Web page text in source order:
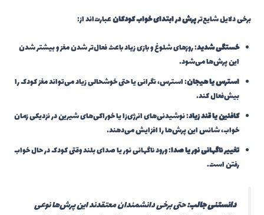
برخی دلایل شایع‌ترپرش در ابتدای خواب کودکانعبارت‌اند از:
خستگی شدید: روزهای شلوغ و بازی زیاد باعث فعال‌تر شدن مغز و بیشتر شدن
این پرش‌ها می‌شود.
استرس یا هیجان: استرس، نگرانی یا حتی خوشحالی زیاد می‌تواند مغز کودک را
بیش‌فعال کند.
کافئین یا قند زیاد: نوشیدنی‌های انرژی‌زا یا خوراکی‌های شیرین در نزدیکی زمان
خواب، شانس این پرش‌ها را افزایش می‌دهند.
تغییر ناگهانی نور یا صدا: ورود ناگهانی نور یا صدای بلند وقتی کودک در حال خواب
رفتن است.
دانستنی جالب:حتی برخی دانشمندان معتقدند این پرش‌ها نوعی